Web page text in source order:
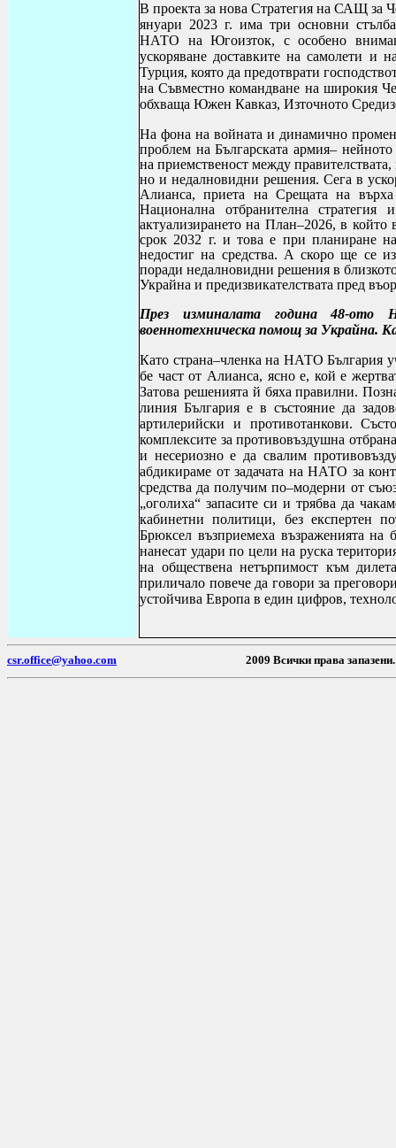
В проекта за нова Стратегия на САЩ за
януари 2023 г. има три основни
НАТО на Югоизток, с особено
ускоряване доставките на самолети и
Турция, която да предотврати
на Съвместно командване на широкия
обхваща Южен Кавказ, Източното
На фона на войната и динамично
проблем на Българската армия–
на приемственост между
но и недалновидни решения. Сега в
Алианса, приета на Срещата на
Национална отбранителна
актуализирането на План–2026, в който
срок 2032 г. и това е при планиране
недостиг на средства. А скоро ще се
поради недалновидни решения в
Украйна и предизвикателствата пред
През изминалата година 48-ото
военнотехническа помощ за Украйна.
Като страна–членка на НАТО България
бе част от Алианса, ясно е, кой е
Затова решенията й бяха правилни.
линия България е в състояние да
артилерийски и противотанкови.
комплексите за противовъздушна
и несериозно е да свалим
абдикираме от задачата на НАТО за
средства да получим по–модерни от
„оголиха“ запасите си и трябва да
кабинетни политици, без експертен
Брюксел възприемеха възраженията
нанесат удари по цели на руска
на обществена нетърпимост към
приличало повече да говори за
устойчива Европа в един цифров,
csr.office@yahoo.com 2009 Всички